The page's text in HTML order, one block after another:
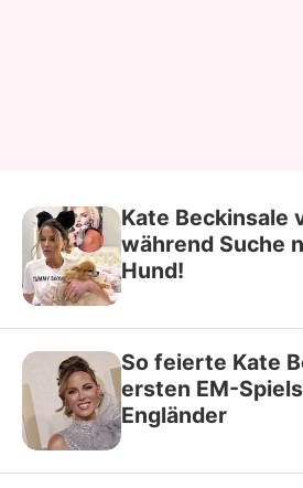
Kate Beckinsale
während Suche
Hund!
So feierte Kate
ersten EM-
Engländer